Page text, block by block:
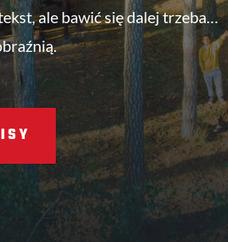
ale bawić się dalej trzeba…